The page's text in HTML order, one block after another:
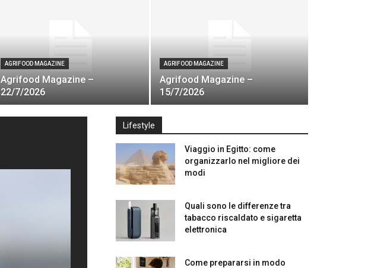
AGRIFOOD MAGAZINE
Agrifood Magazine –
22/7/2026
AGRIFOOD MAGAZINE
Agrifood Magazine –
15/7/2026
Lifestyle
Viaggio in Egitto: come
organizzarlo nel migliore dei
modi
Quali sono le differenze tra
tabacco riscaldato e sigaretta
elettronica
Come prepararsi in modo